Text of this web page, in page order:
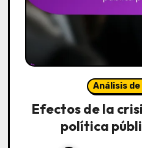
Análisis
Efectos de la
política